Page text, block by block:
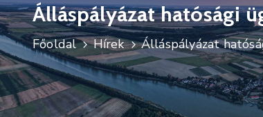
Álláspályázat hatósági
Főoldal Hírek Álláspályázat